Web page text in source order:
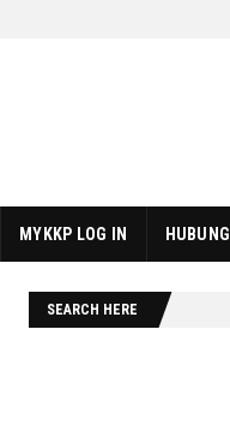
MYKKP LOG IN HUBUNGI
SEARCH HERE